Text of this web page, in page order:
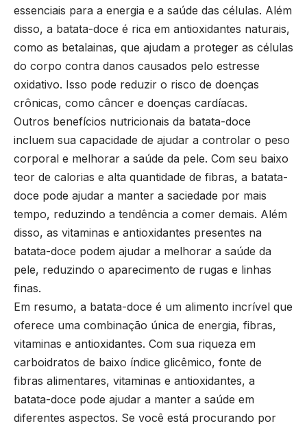
essenciais para a energia e a saúde das células. Além
disso, a batata-doce é rica em antioxidantes naturais,
como as betalainas, que ajudam a proteger as células
do corpo contra danos causados pelo estresse
oxidativo. Isso pode reduzir o risco de doenças
crônicas, como câncer e doenças cardíacas.
Outros benefícios nutricionais da batata-doce
incluem sua capacidade de ajudar a controlar o peso
corporal e melhorar a saúde da pele. Com seu baixo
teor de calorias e alta quantidade de fibras, a batata-
doce pode ajudar a manter a saciedade por mais
tempo, reduzindo a tendência a comer demais. Além
disso, as vitaminas e antioxidantes presentes na
batata-doce podem ajudar a melhorar a saúde da
pele, reduzindo o aparecimento de rugas e linhas
finas.
Em resumo, a batata-doce é um alimento incrível que
oferece uma combinação única de energia, fibras,
vitaminas e antioxidantes. Com sua riqueza em
carboidratos de baixo índice glicêmico, fonte de
fibras alimentares, vitaminas e antioxidantes, a
batata-doce pode ajudar a manter a saúde em
diferentes aspectos. Se você está procurando por